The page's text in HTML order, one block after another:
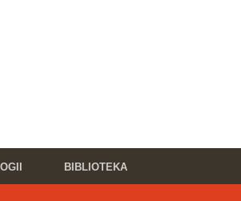
BIBLIOTEKA